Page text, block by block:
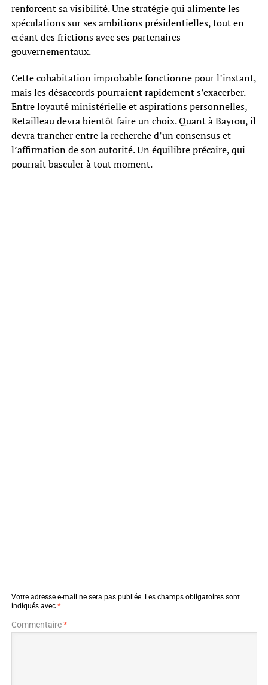
renforcent sa visibilité. Une stratégie qui alimente les
spéculations sur ses ambitions présidentielles, tout en
créant des frictions avec ses partenaires
gouvernementaux.
Cette cohabitation improbable fonctionne pour l’instant,
mais les désaccords pourraient rapidement s’exacerber.
Entre loyauté ministérielle et aspirations personnelles,
Retailleau devra bientôt faire un choix. Quant à Bayrou, il
devra trancher entre la recherche d’un consensus et
l’affirmation de son autorité. Un équilibre précaire, qui
pourrait basculer à tout moment.
Votre adresse e-mail ne sera pas publiée. Les champs obligatoires sont
indiqués avec *
Commentaire*